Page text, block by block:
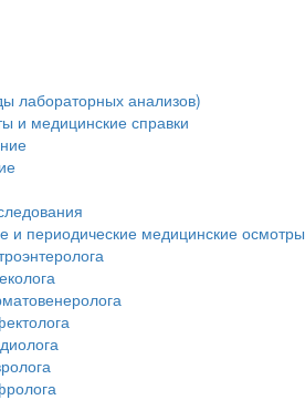
лабораторных анализов)
и медицинские справки
и периодические медицинские осмотры